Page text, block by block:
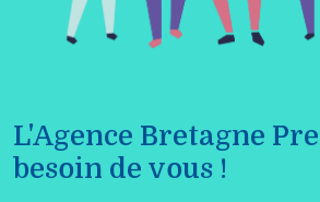
L'Agence Bretagne
besoin de vous !